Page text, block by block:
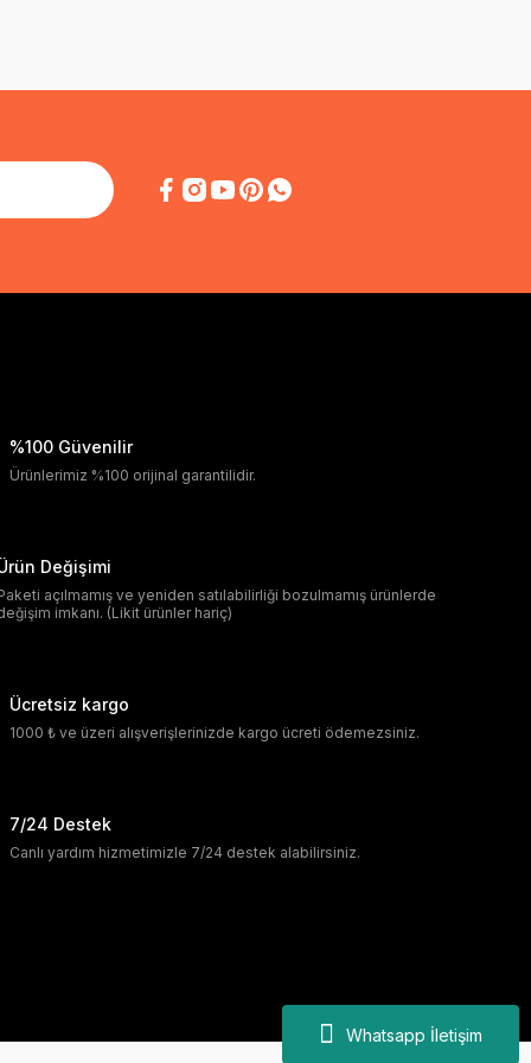
Whatsapp İletişim
%100 Güvenilir
Ürünlerimiz %100 orijinal garantilidir.
Değişimi
açılmamış ve yeniden satılabilirliği bozulmamış ürünlerde
imkanı. (Likit ürünler hariç)
Ücretsiz kargo
1000 ₺ ve üzeri alışverişlerinizde kargo ücreti ödemezsiniz.
7/24 Destek
Canlı yardım hizmetimizle 7/24 destek alabilirsiniz.